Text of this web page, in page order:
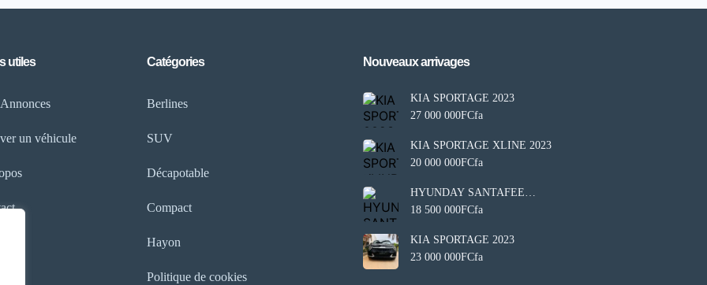
utiles
un véhicule
Catégories
Berlines
SUV
Décapotable
Compact
Hayon
Politique de cookies
Nouveaux arrivages
KIA SPORTAGE 2023
27 000 000FCfa
KIA SPORTAGE XLINE 2023
20 000 000FCfa
HYUNDAY SANTAFEE
LIMITED 2021
18 500 000FCfa
KIA SPORTAGE 2023
23 000 000FCfa
Notre assistant est en ligne 24/7
Questions fréquentes
Comment mettre en vente mon véhicule ?
Comment puis-je démarrer ?
Comment trouver un modèle ?
Comment puis-je vous aider aujourd’hui ?
09:53 AM